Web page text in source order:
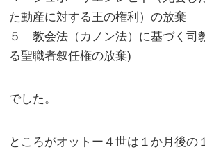
た動産に対する王の権利）の放棄
５ 教会法（カノン法）に基づく司
る聖職者叙任権の放棄)
でした。
ところがオットー４世は１か月後の